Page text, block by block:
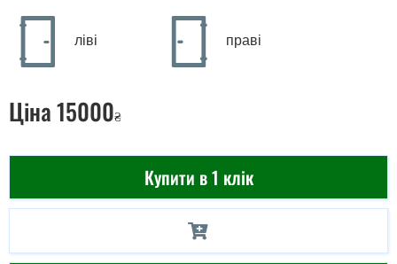
ліві праві
Ціна15000₴
Купити в 1 клік